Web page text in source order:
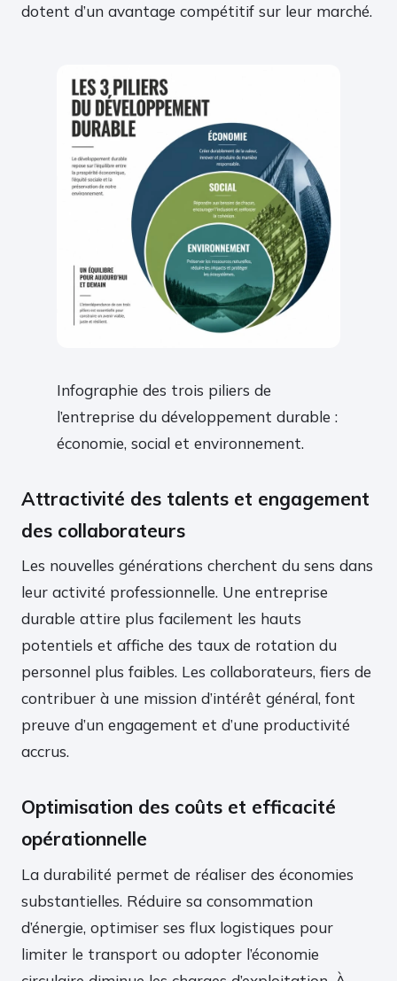
dotent d’un avantage compétitif sur leur marché.
Infographie des trois piliers de
l’entreprise du développement durable :
économie, social et environnement.
Attractivité des talents et engagement
des collaborateurs
Les nouvelles générations cherchent du sens dans
leur activité professionnelle. Une entreprise
durable attire plus facilement les hauts
potentiels et affiche des taux de rotation du
personnel plus faibles. Les collaborateurs, fiers de
contribuer à une mission d’intérêt général, font
preuve d’un engagement et d’une productivité
accrus.
Optimisation des coûts et efficacité
opérationnelle
La durabilité permet de réaliser des économies
substantielles. Réduire sa consommation
d’énergie, optimiser ses flux logistiques pour
limiter le transport ou adopter l’économie